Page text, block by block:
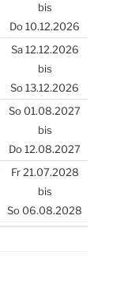
bis
Do 10.12.2026
Sa 12.12.2026
bis
So 13.12.2026
So 01.08.2027
bis
Do 12.08.2027
Fr 21.07.2028
bis
So 06.08.2028